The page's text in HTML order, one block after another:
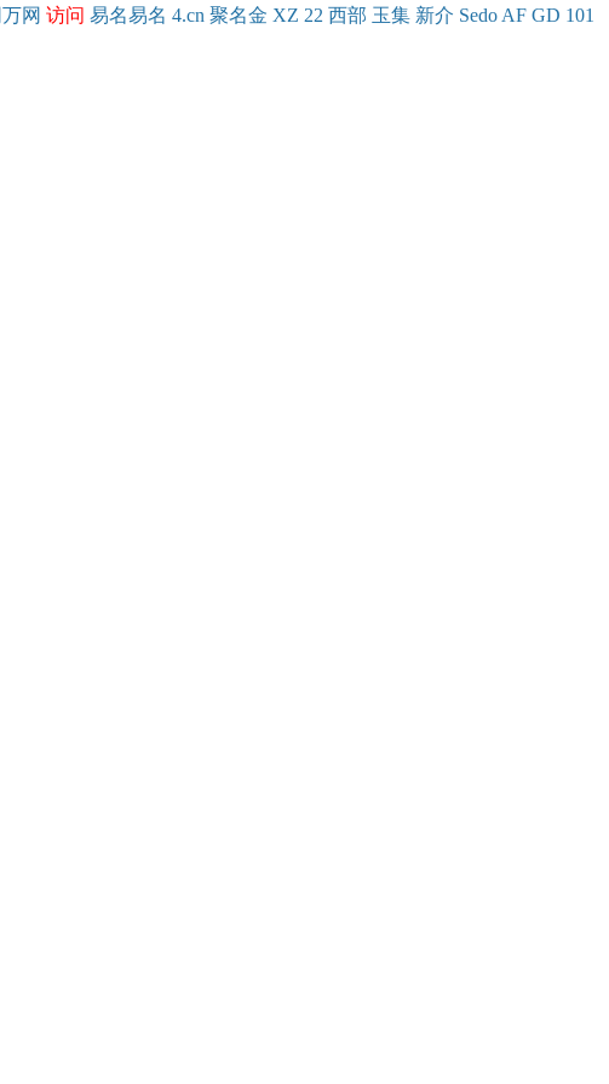
万网 访问 易名易名 4.cn 聚名金 XZ 22 西部 玉集 新介 Sedo AF GD 101